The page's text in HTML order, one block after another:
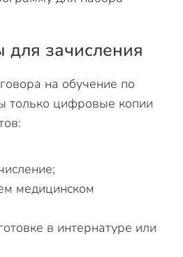
зачисления
на обучение по
только цифровые копии
медицинском
в интернатуре или